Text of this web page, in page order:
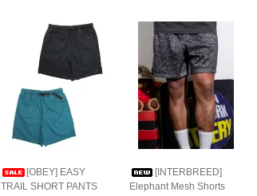
[OBEY] EASY
TRAIL SHORT PANTS
[INTERBREED]
Elephant Mesh Shorts